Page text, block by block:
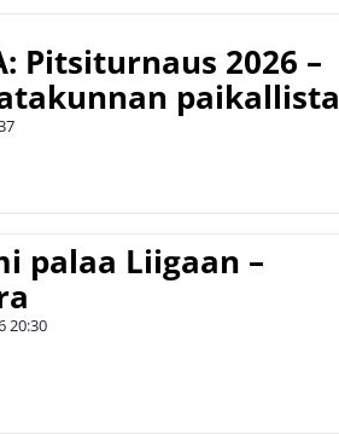
Pitsiturnaus 2026 –
paikallista
palaa Liigaan –
20:30